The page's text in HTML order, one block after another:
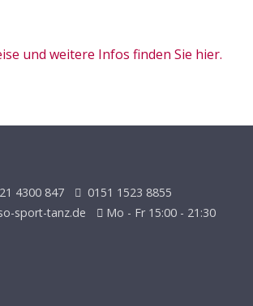
und weitere Infos finden Sie hier.
4300 847
0151 1523 8855
sport-tanz.de
Mo - Fr 15:00 - 21:30